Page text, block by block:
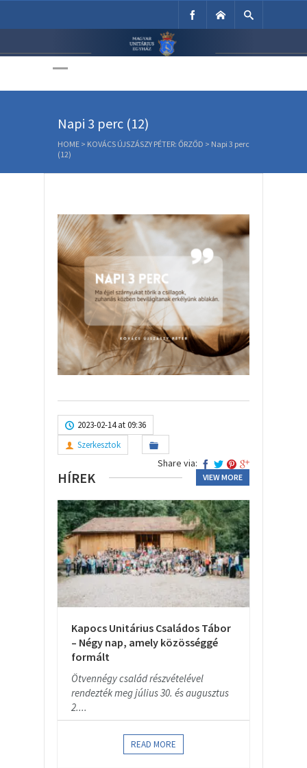
Unitárius Egyház
Napi 3 perc (12)
HOME > KOVÁCS ÚJSZÁSZY PÉTER: ŐRZŐD > Napi 3 perc
(12)
2023-02-14 at 09:36
Szerkesztok
Share via:
HÍREK VIEW MORE
Kapocs Unitárius Családos Tábor
– Négy nap, amely közösséggé
formált
Ötvennégy család részvételével
rendezték meg július 30. és augusztus
2....
READ MORE